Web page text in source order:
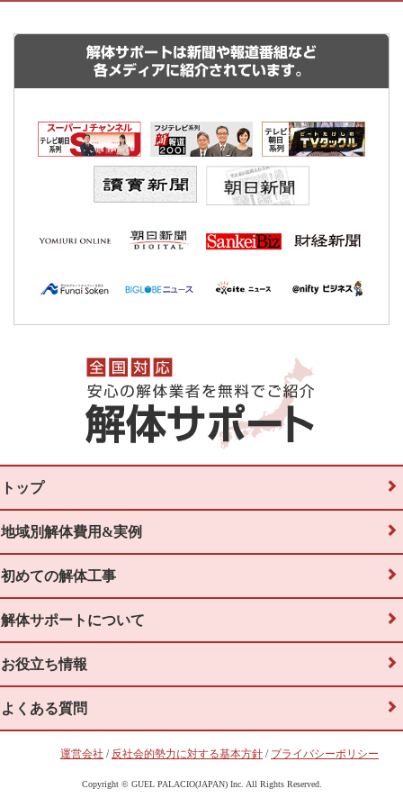
解体サポートは新聞や報道番組など
各メディアに紹介されています。
トップ
地域別解体費用&実例
初めての解体工事
解体サポートについて
お役立ち情報
よくある質問
運営会社 / 反社会的勢力に対する基本方針 / プライバシーポリシー
Copyright © GUEL PALACIO(JAPAN) Inc. All Rights Reserved.